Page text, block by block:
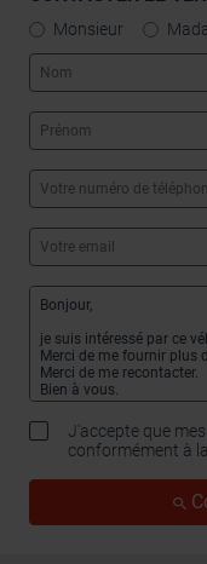
Monsieur
J'accepte que
conformément à la